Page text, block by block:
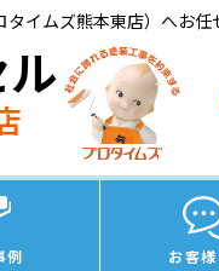
イムズ熊本東店）へお任
例 お客